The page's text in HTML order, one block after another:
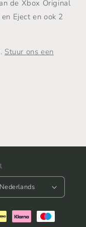
de Xbox Original
Eject en ook 2
Stuur ons een
Nederlands